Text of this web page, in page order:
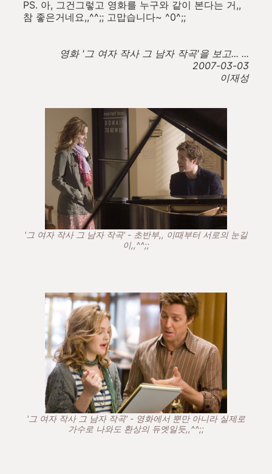
PS. 아, 그건그렇고 영화를 누구와 같이 본다는 거,,
참 좋은거네요,,^^;; 고맙습니다~ ^0^;;
영화 '그 여자 작사 그 남자 작곡'을 보고... ...
2007-03-03
이재성
'그 여자 작사 그 남자 작곡' - 초반부,, 이때부터 서로의 눈길
이,,^^;;
'그 여자 작사 그 남자 작곡' - 영화에서 뿐만 아니라 실제로
가수로 나와도 환상의 듀엣일듯,,^^;;